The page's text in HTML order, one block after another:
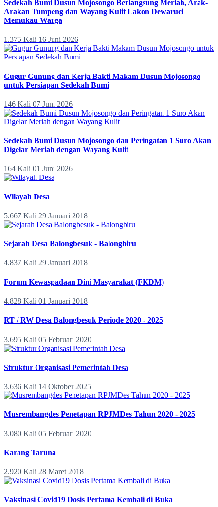
Sedekah Bumi Dusun Mojosongo Berlangsung Meriah, Arak-
Arakan Tumpeng dan Wayang Kulit Lakon Dewaruci
Memukau Warga
1.375 Kali 16 Juni 2026
Gugur Gunung dan Kerja Bakti Makam Dusun Mojosongo
untuk Persiapan Sedekah Bumi
146 Kali 07 Juni 2026
Sedekah Bumi Dusun Mojosongo dan Peringatan 1 Suro Akan
Digelar Meriah dengan Wayang Kulit
164 Kali 01 Juni 2026
Wilayah Desa
5.667 Kali 29 Januari 2018
Sejarah Desa Balongbesuk - Balongbiru
4.837 Kali 29 Januari 2018
Forum Kewaspadaan Dini Masyarakat (FKDM)
4.828 Kali 01 Januari 2018
RT / RW Desa Balongbesuk Periode 2020 - 2025
3.695 Kali 05 Februari 2020
Struktur Organisasi Pemerintah Desa
3.636 Kali 14 Oktober 2025
Musrembangdes Penetapan RPJMDes Tahun 2020 - 2025
3.080 Kali 05 Februari 2020
Karang Taruna
2.920 Kali 28 Maret 2018
Vaksinasi Covid19 Dosis Pertama Kembali di Buka